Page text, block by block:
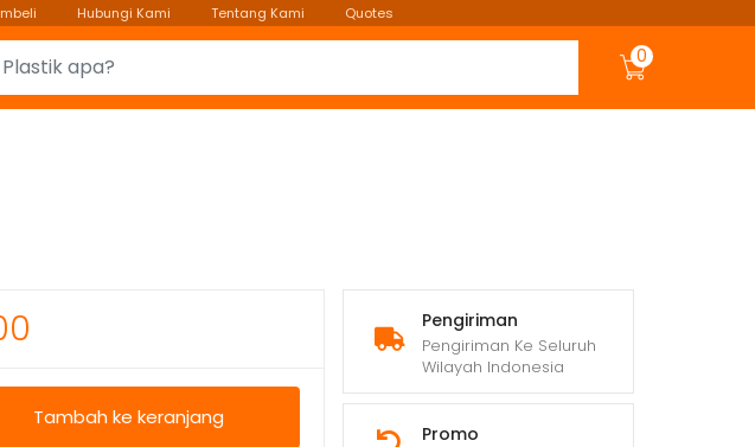
Hubungi Kami Tentang Kami Quotes
0
Pengiriman
Pengiriman Ke Seluruh
Wilayah Indonesia
Promo
Tambah ke keranjang